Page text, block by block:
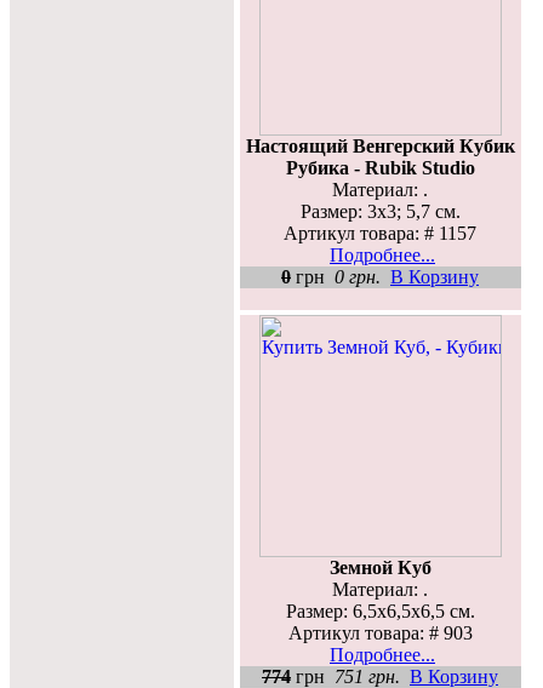
Настоящий Венгерский Кубик
Рубика - Rubik Studio
Материал: .
Размер: 3x3; 5,7 см.
Артикул товара: # 1157
Подробнее...
0 грн 0 грн. В Корзину
Земной Куб
Материал: .
Размер: 6,5x6,5x6,5 см.
Артикул товара: # 903
Подробнее...
774 грн 751 грн. В Корзину